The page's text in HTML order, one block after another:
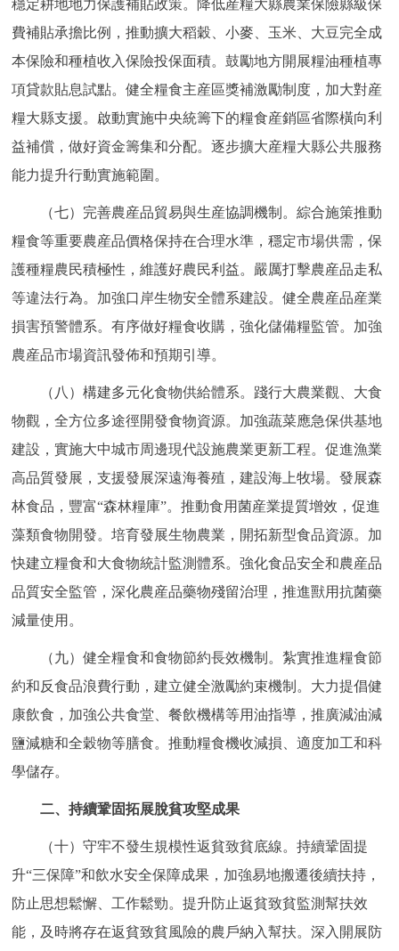
穩定耕地地力保護補貼政策。降低産糧大縣農業保險縣級保
費補貼承擔比例，推動擴大稻穀、小麥、玉米、大豆完全成
本保險和種植收入保險投保面積。鼓勵地方開展糧油種植專
項貸款貼息試點。健全糧食主産區獎補激勵制度，加大對産
糧大縣支援。啟動實施中央統籌下的糧食産銷區省際橫向利
益補償，做好資金籌集和分配。逐步擴大産糧大縣公共服務
能力提升行動實施範圍。
（七）完善農産品貿易與生産協調機制。綜合施策推動
糧食等重要農産品價格保持在合理水準，穩定市場供需，保
護種糧農民積極性，維護好農民利益。嚴厲打擊農産品走私
等違法行為。加強口岸生物安全體系建設。健全農産品産業
損害預警體系。有序做好糧食收購，強化儲備糧監管。加強
農産品市場資訊發佈和預期引導。
（八）構建多元化食物供給體系。踐行大農業觀、大食
物觀，全方位多途徑開發食物資源。加強蔬菜應急保供基地
建設，實施大中城市周邊現代設施農業更新工程。促進漁業
高品質發展，支援發展深遠海養殖，建設海上牧場。發展森
林食品，豐富“森林糧庫”。推動食用菌産業提質增效，促進
藻類食物開發。培育發展生物農業，開拓新型食品資源。加
快建立糧食和大食物統計監測體系。強化食品安全和農産品
品質安全監管，深化農産品藥物殘留治理，推進獸用抗菌藥
減量使用。
（九）健全糧食和食物節約長效機制。紮實推進糧食節
約和反食品浪費行動，建立健全激勵約束機制。大力提倡健
康飲食，加強公共食堂、餐飲機構等用油指導，推廣減油減
鹽減糖和全穀物等膳食。推動糧食機收減損、適度加工和科
學儲存。
二、持續鞏固拓展脫貧攻堅成果
（十）守牢不發生規模性返貧致貧底線。持續鞏固提
升“三保障”和飲水安全保障成果，加強易地搬遷後續扶持，
防止思想鬆懈、工作鬆勁。提升防止返貧致貧監測幫扶效
能，及時將存在返貧致貧風險的農戶納入幫扶。深入開展防